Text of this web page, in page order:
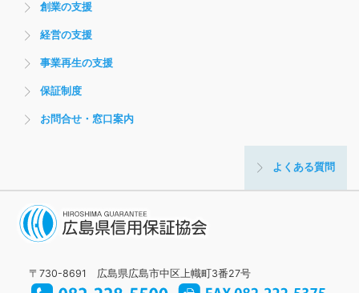
創業の支援
経営の支援
事業再生の支援
保証制度
お問合せ・窓口案内
よくある質問
〒730-8691 広島県広島市中区上幟町3番27号